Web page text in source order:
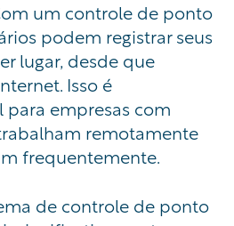
um controle de ponto
podem registrar seus
lugar, desde que
Isso é
empresas com
remotamente
frequentemente.
de controle de ponto